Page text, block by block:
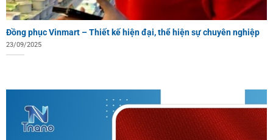
Đồng phục Vinmart – Thiết kế hiện đại, thể hiện sự chuyên nghiệp
23/09/2025